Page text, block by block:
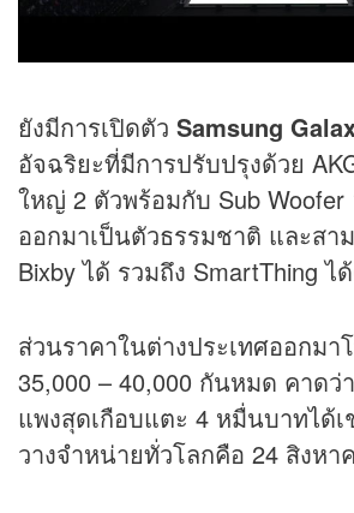
ยังมีการเปิดตัว Samsung
อัจฉริยะที่มีการปรับปรุงด้วย
ใหญ่ 2 ตัวพร้อมกับ Sub Woofer
ออกมาเป็นตัวธรรมชาติ และสา
Bixby ได้ รวมถึง SmartThing ไ
ส่วนราคาในต่างประเทศออกมา
35,000 – 40,000 กันหมด คาดว่
แพงสุดเกือบแตะ 4 หมื่นบาทได้
วางจำหน่ายทั่วโลกคือ 24 สิงหา